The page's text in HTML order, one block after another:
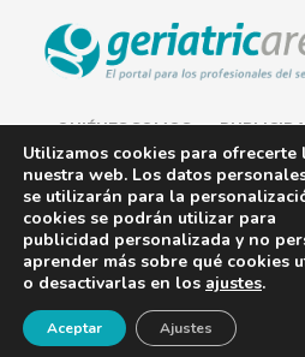
QUIÉNES SOMOS
AVISO LEGAL
POLÍTICA DE COOKIES
POLÍTICA DE PRIVACIDAD
CONTACTO¡Newsletter!
Utilizamos cookies para ofrecerte
nuestra web. Los datos
se utilizarán para la
cookies se podrán utilizar para
publicidad personalizada y no
aprender más sobre qué cookies
o desactivarlas en los ajustes.
Aceptar Ajustes